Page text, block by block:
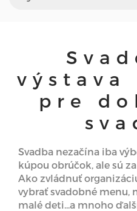
výstava
pre
Svadba nezačína iba
kúpou obrúčok, ale sú
Ako zvládnuť
vybrať svadobné menu,
malé deti...a mnoho